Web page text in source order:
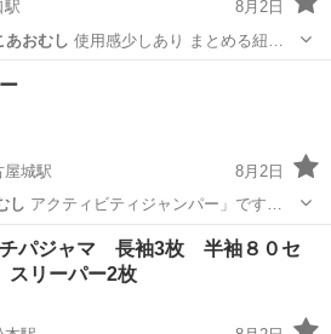
駅
8月2日
あおむし 使用感少しあり まとめる紐…
屋城駅
8月2日
し アクティビティジャンパー」です…
城駅 ベビー用品
チパジャマ 長袖3枚 半袖８０セ
リーパー2枚